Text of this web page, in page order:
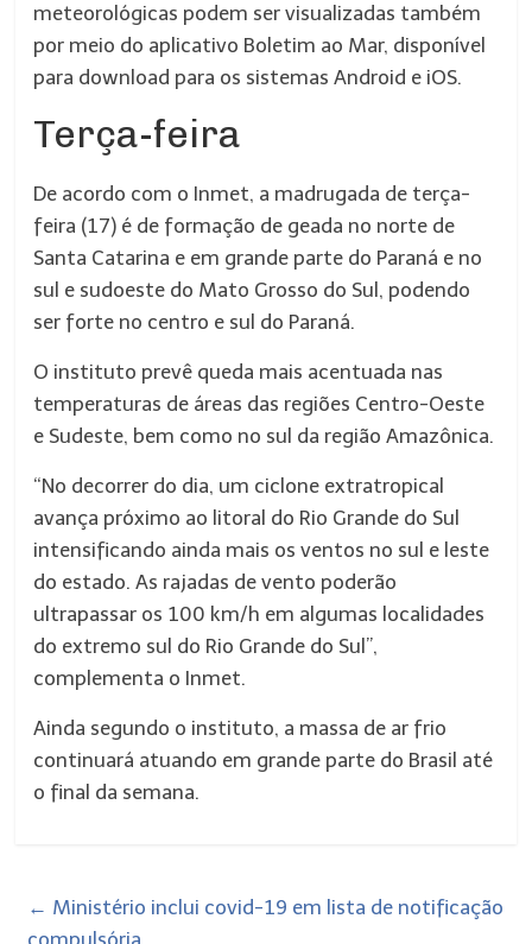
meteorológicas podem ser visualizadas também
por meio do aplicativo Boletim ao Mar, disponível
para download para os sistemas Android e iOS.
Terça-feira
De acordo com o Inmet, a madrugada de terça-
feira (17) é de formação de geada no norte de
Santa Catarina e em grande parte do Paraná e no
sul e sudoeste do Mato Grosso do Sul, podendo
ser forte no centro e sul do Paraná.
O instituto prevê queda mais acentuada nas
temperaturas de áreas das regiões Centro-Oeste
e Sudeste, bem como no sul da região Amazônica.
“No decorrer do dia, um ciclone extratropical
avança próximo ao litoral do Rio Grande do Sul
intensificando ainda mais os ventos no sul e leste
do estado. As rajadas de vento poderão
ultrapassar os 100 km/h em algumas localidades
do extremo sul do Rio Grande do Sul”,
complementa o Inmet.
Ainda segundo o instituto, a massa de ar frio
continuará atuando em grande parte do Brasil até
o final da semana.
← Ministério inclui covid-19 em lista de notificação
compulsória